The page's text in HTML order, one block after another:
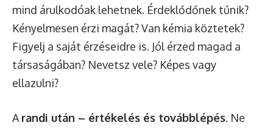
mind árulkodóak lehetnek. Érdeklődőnek tűnik?
Kényelmesen érzi magát? Van kémia köztetek?
Figyelj a saját érzéseidre is. Jól érzed magad a
társaságában? Nevetsz vele? Képes vagy
ellazulni?
A randi után – értékelés és továbblépés. Ne